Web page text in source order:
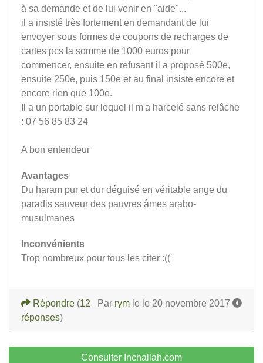
à sa demande et de lui venir en "aide"...
il a insisté très fortement en demandant de lui
envoyer sous formes de coupons de recharges de
cartes pcs la somme de 1000 euros pour
commencer, ensuite en refusant il a proposé 500e,
ensuite 250e, puis 150e et au final insiste encore et
encore rien que 100e.
Il a un portable sur lequel il m'a harcelé sans relâche
: 07 56 85 83 24
A bon entendeur
Avantages
Du haram pur et dur déguisé en véritable ange du
paradis sauveur des pauvres âmes arabo-
musulmanes
Inconvénients
Trop nombreux pour tous les citer :((
Par rym le le 20 novembre 2017
Répondre (12
réponses)
Consulter Inchallah.com